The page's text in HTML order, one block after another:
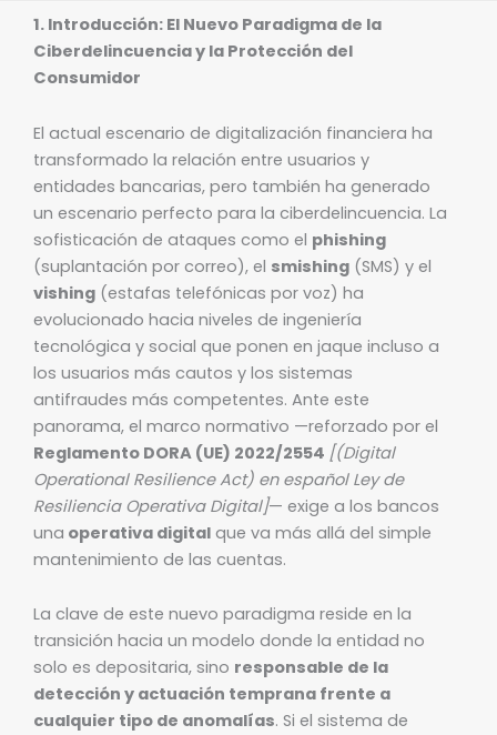
1. Introducción: El Nuevo Paradigma de la
Ciberdelincuencia y la Protección del
Consumidor
El actual escenario de digitalización financiera ha
transformado la relación entre usuarios y
entidades bancarias, pero también ha generado
un escenario perfecto para la ciberdelincuencia. La
sofisticación de ataques como el phishing
(suplantación por correo), el smishing (SMS) y el
vishing (estafas telefónicas por voz) ha
evolucionado hacia niveles de ingeniería
tecnológica y social que ponen en jaque incluso a
los usuarios más cautos y los sistemas
antifraudes más competentes. Ante este
panorama, el marco normativo —reforzado por el
Reglamento DORA (UE) 2022/2554 [(Digital
Operational Resilience Act) en español Ley de
Resiliencia Operativa Digital]— exige a los bancos
una operativa digital que va más allá del simple
mantenimiento de las cuentas.
La clave de este nuevo paradigma reside en la
transición hacia un modelo donde la entidad no
solo es depositaria, sino responsable de la
detección y actuación temprana frente a
cualquier tipo de anomalías. Si el sistema de